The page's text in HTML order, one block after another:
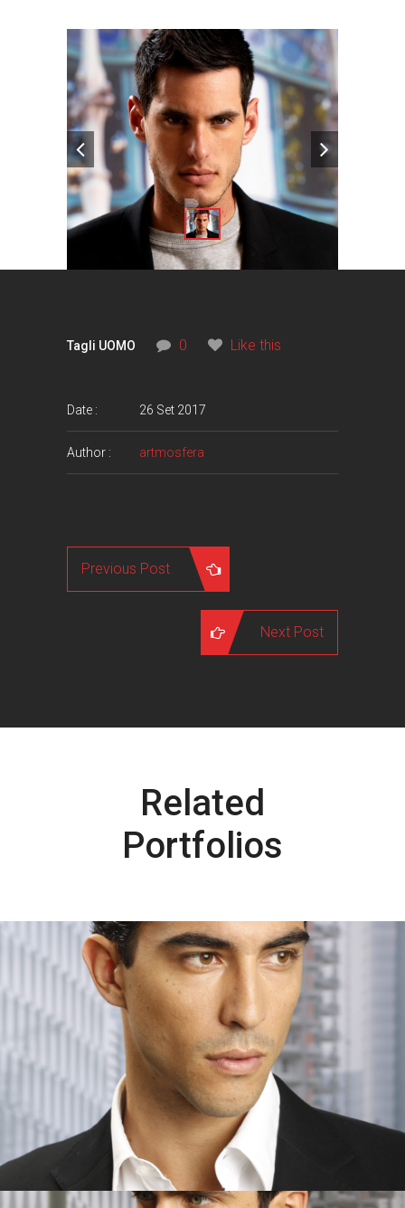
Tagli UOMO 0 Like this
Date : 26 Set 2017
Author : artmosfera
Previous Post
Next Post
Related
Portfolios